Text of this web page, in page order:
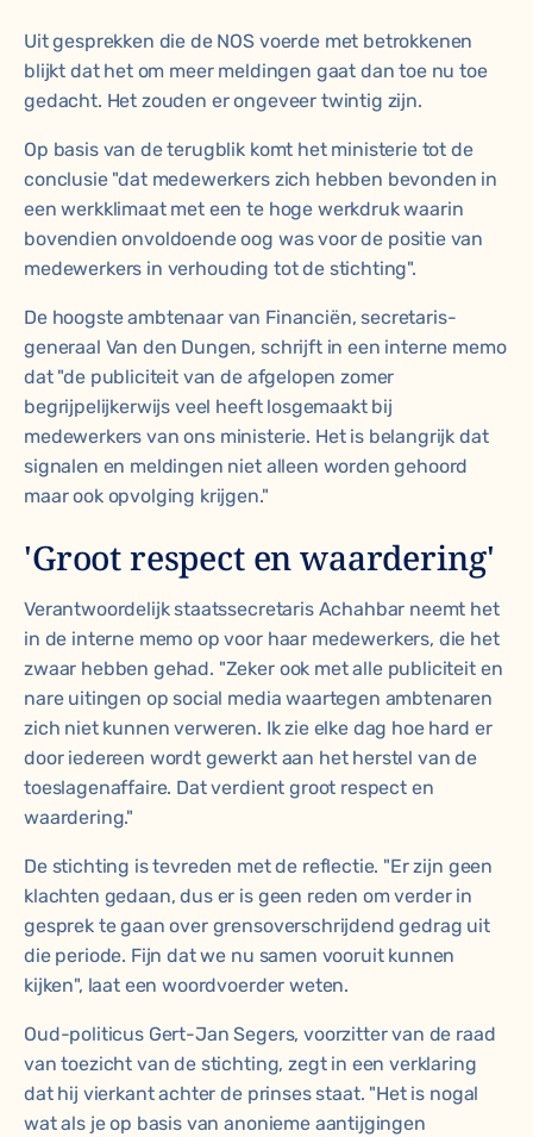
Uit gesprekken die de NOS voerde met betrokkenen
blijkt dat het om meer meldingen gaat dan toe nu toe
gedacht. Het zouden er ongeveer twintig zijn.
Op basis van de terugblik komt het ministerie tot de
conclusie "dat medewerkers zich hebben bevonden in
een werkklimaat met een te hoge werkdruk waarin
bovendien onvoldoende oog was voor de positie van
medewerkers in verhouding tot de stichting".
De hoogste ambtenaar van Financiën, secretaris-
generaal Van den Dungen, schrijft in een interne memo
dat "de publiciteit van de afgelopen zomer
begrijpelijkerwijs veel heeft losgemaakt bij
medewerkers van ons ministerie. Het is belangrijk dat
signalen en meldingen niet alleen worden gehoord
maar ook opvolging krijgen."
'Groot respect en waardering'
Verantwoordelijk staatssecretaris Achahbar neemt het
in de interne memo op voor haar medewerkers, die het
zwaar hebben gehad. "Zeker ook met alle publiciteit en
nare uitingen op social media waartegen ambtenaren
zich niet kunnen verweren. Ik zie elke dag hoe hard er
door iedereen wordt gewerkt aan het herstel van de
toeslagenaffaire. Dat verdient groot respect en
waardering."
De stichting is tevreden met de reflectie. "Er zijn geen
klachten gedaan, dus er is geen reden om verder in
gesprek te gaan over grensoverschrijdend gedrag uit
die periode. Fijn dat we nu samen vooruit kunnen
kijken", laat een woordvoerder weten.
Oud-politicus Gert-Jan Segers, voorzitter van de raad
van toezicht van de stichting, zegt in een verklaring
dat hij vierkant achter de prinses staat. "Het is nogal
wat als je op basis van anonieme aantijgingen